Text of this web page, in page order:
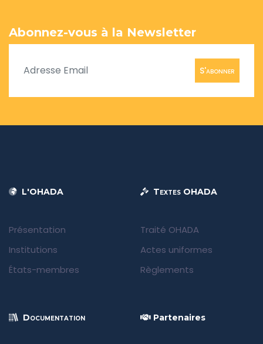
Abonnez-vous à la Newsletter
S'abonner
L'OHADA
Présentation
Institutions
États-membres
Textes OHADA
Traité OHADA
Actes uniformes
Règlements
Documentation Partenaires